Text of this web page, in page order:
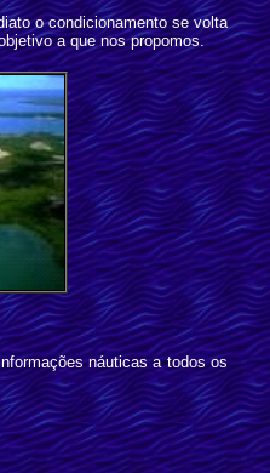
o condicionamento se volta
a que nos propomos.
náuticas a todos os